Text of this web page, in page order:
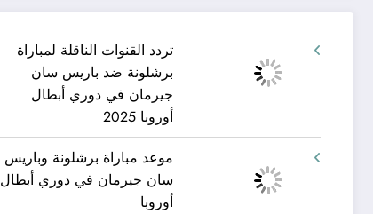
تردد القنوات الناقلة لمباراة
برشلونة ضد باريس سان
جيرمان في دوري أبطال
أوروبا 2025
موعد مباراة برشلونة وباريس
سان جيرمان في دوري أبطال
أوروبا